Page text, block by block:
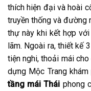
thích hiện đại và hoài
truyền thống và đường
thự này khi kết hợp
lãm. Ngoài ra, thiết kế
tiện nghi, thoải mái
dựng Mộc Trang
tầng mái Thái phong